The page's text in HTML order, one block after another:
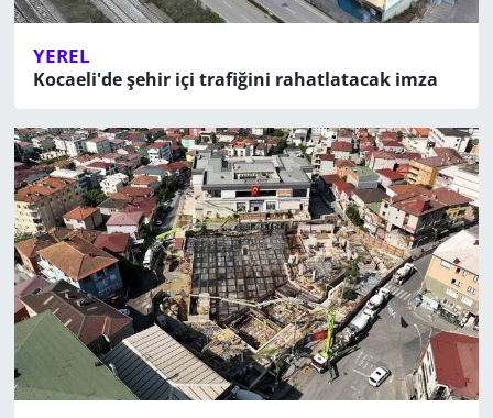
YEREL
Kocaeli'de şehir içi trafiğini rahatlatacak imza